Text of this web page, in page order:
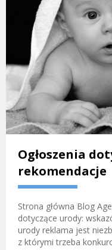
Ogłoszenia
rekomendacje
Strona główna Blog
dotyczące urody:
urody reklama jest
z którymi trzeba